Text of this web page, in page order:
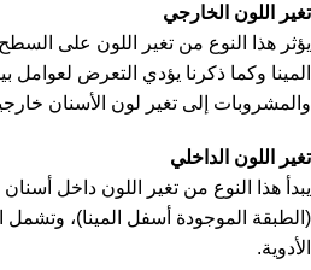
تغير اللون الخارجي
يؤثر هذا النوع من تغير اللون على
المينا وكما ذكرنا يؤدي التعرض لعوامل
والمشروبات إلى تغير لون الأسنان
تغير اللون الداخلي
يبدأ هذا النوع من تغير اللون داخل
(الطبقة الموجودة أسفل المينا)،
الأدوية.